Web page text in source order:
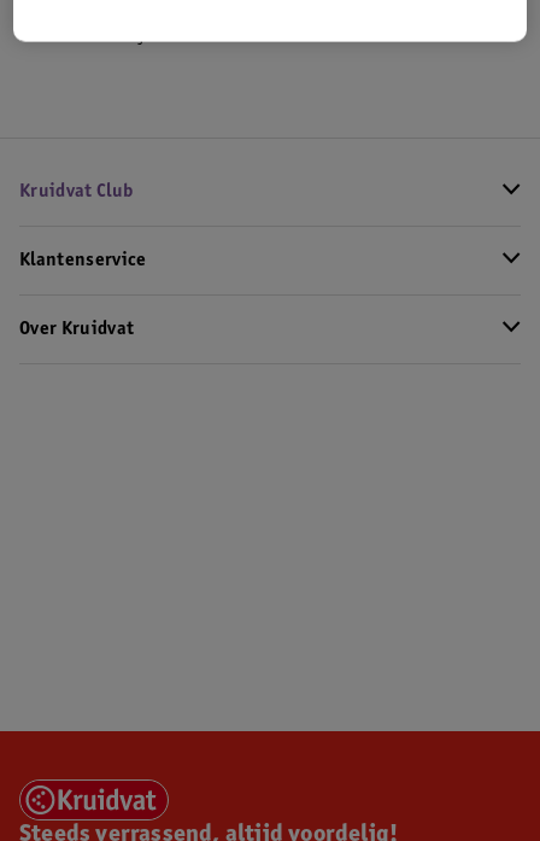
Hoe controleren wij de reviews?
Kruidvat Club
Klantenservice
Over Kruidvat
Steeds verrassend, altijd voordelig!